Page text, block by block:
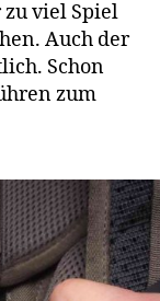
zu viel Spiel
Auch der
Schon
zum